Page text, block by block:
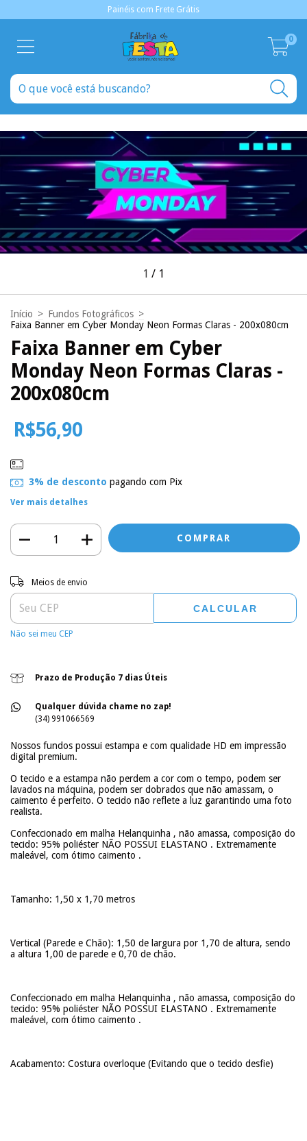
Painéis com Frete Grátis
0
1 / 1
Início > Fundos Fotográficos >
Faixa Banner em Cyber Monday Neon Formas Claras - 200x080cm
Faixa Banner em Cyber
Monday Neon Formas Claras -
200x080cm
R$56,90
3% de desconto pagando com Pix
Ver mais detalhes
Entregas para o CEP:
Meios de envio
CALCULAR
Não sei meu CEP
Prazo de Produção 7 dias Úteis
Qualquer dúvida chame no zap!
(34) 991066569
Nossos fundos possui estampa e com qualidade HD em impressão
digital premium.
O tecido e a estampa não perdem a cor com o tempo, podem ser
lavados na máquina, podem ser dobrados que não amassam, o
caimento é perfeito. O tecido não reflete a luz garantindo uma foto
realista.
Confeccionado em malha Helanquinha , não amassa, composição do
tecido: 95% poliéster NÃO POSSUI ELASTANO . Extremamente
maleável, com ótimo caimento .
Tamanho: 1,50 x 1,70 metros
Vertical (Parede e Chão): 1,50 de largura por 1,70 de altura, sendo
a altura 1,00 de parede e 0,70 de chão.
Confeccionado em malha Helanquinha , não amassa, composição do
tecido: 95% poliéster NÃO POSSUI ELASTANO . Extremamente
maleável, com ótimo caimento .
Acabamento: Costura overloque (Evitando que o tecido desfie)